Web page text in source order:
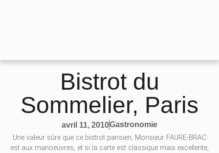
Bistrot du
Sommelier, Paris
avril 11, 2010Gastronomie
Une valeur sûre que ce bistrot parisien, Monsieur FAURE-BRAC
est aux manoeuvres, et si la carte est classique mais excellente,